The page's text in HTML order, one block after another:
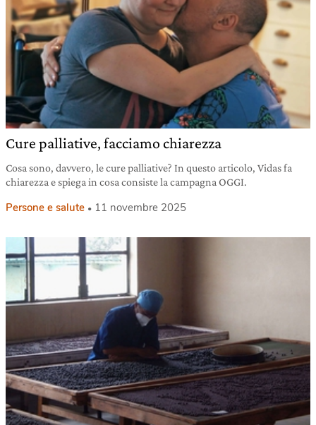
Cure palliative, facciamo chiarezza
Cosa sono, davvero, le cure palliative? In questo articolo, Vidas fa
chiarezza e spiega in cosa consiste la campagna OGGI.
Persone e salute 11 novembre 2025